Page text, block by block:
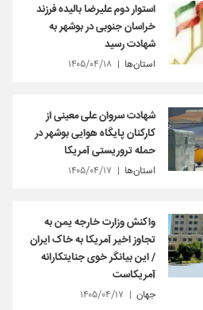
استوار دوم علیرضا بالیده فرزند
خراسان جنوبی در بوشهر به
شهادت رسید
استان‌ها ۱۴۰۵/۰۴/۱۸
شهادت سروان علی معینی از
کارکنان پایگاه هوایی بوشهر در
حمله تروریستی آمریکا
استان‌ها ۱۴۰۵/۰۴/۱۷
واکنش وزارت خارجه یمن به
تجاوز اخیر آمریکا به خاک ایران
/ این بیانگر خوی جنایتکارانه
آمریکاست
جهان ۱۴۰۵/۰۴/۱۷